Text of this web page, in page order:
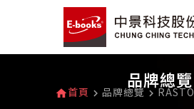
品牌總覽
home首頁 navigate_next 品牌總覽 navigate_next RASTO